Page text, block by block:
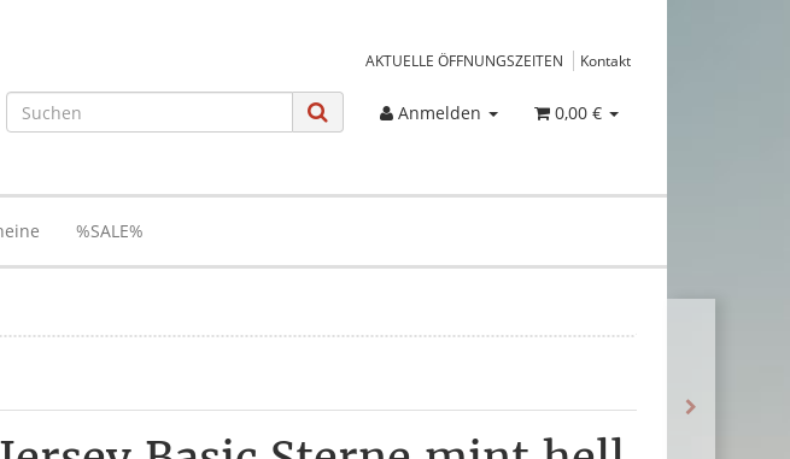
AKTUELLE ÖFFNUNGSZEITEN Kontakt
Anmelden 0,00 €
%SALE%